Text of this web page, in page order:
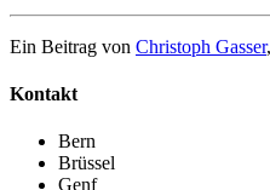
Ein Beitrag von Christoph Gasser,
Kontakt
Bern
Brüssel
Genf